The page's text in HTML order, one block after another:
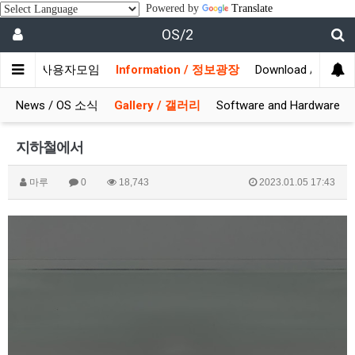
Powered by Translate
OS/2
/ 사용자모임 Information / 정보광장 Download / 자료실
News / OS 소식 Gallery / 갤러리 Software and Hardware
지하철에서
마루 0 18,743 2023.01.05 17:43